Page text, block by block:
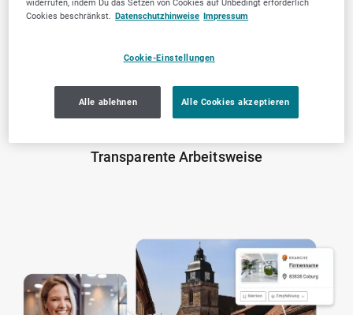
geprüfte Anbieter
Transparente Arbeitsweise
widerrufen, indem Du das Setzen von Cookies auf Unbedingt erforderlich
Cookies beschränkst. Datenschutzhinweise Impressum
Cookie-Einstellungen
Alle ablehnen Alle Cookies akzeptieren